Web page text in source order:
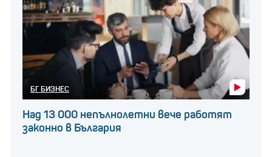
БГ БИЗНЕС
Над 13 000 непълнолетни вече работят
законно в България